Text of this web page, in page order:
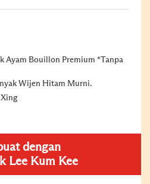
Ayam Bouillon Premium *Tanpa
Wijen Hitam Murni.
dengan
Lee Kum Kee